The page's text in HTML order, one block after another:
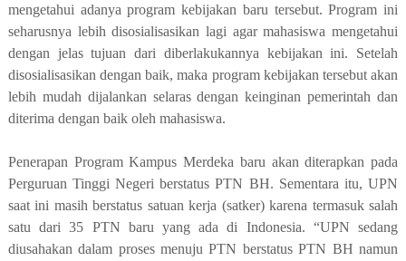
mengetahui adanya program kebijakan baru tersebut. Program ini
seharusnya lebih disosialisasikan lagi agar mahasiswa mengetahui
dengan jelas tujuan dari diberlakukannya kebijakan ini. Setelah
disosialisasikan dengan baik, maka program kebijakan tersebut akan
lebih mudah dijalankan selaras dengan keinginan pemerintah dan
diterima dengan baik oleh mahasiswa.
Penerapan Program Kampus Merdeka baru akan diterapkan pada
Perguruan Tinggi Negeri berstatus PTN BH. Sementara itu, UPN
saat ini masih berstatus satuan kerja (satker) karena termasuk salah
satu dari 35 PTN baru yang ada di Indonesia. “UPN sedang
diusahakan dalam proses menuju PTN berstatus PTN BH namun